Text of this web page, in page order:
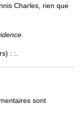
Charles, rien que
: :.
sont